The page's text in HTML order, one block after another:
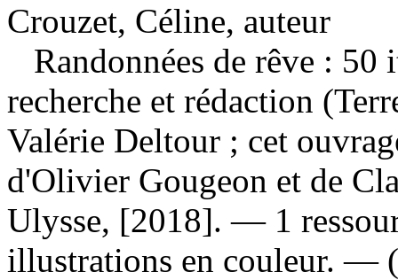
Crouzet, Céline, auteur
Randonnées de rêve :
recherche et rédaction
Valérie Deltour ; cet
d'Olivier Gougeon et de
Ulysse, [2018]. — 1
illustrations en couleur. —